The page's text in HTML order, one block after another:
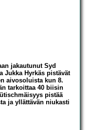
jakautunut Syd
Jukka Hyrkäs pistävät
aivosoluista kun 8.
tarkoittaa 40 biisin
pistää
ja yllättävän niukasti